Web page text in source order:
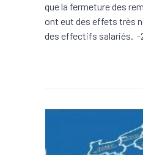
que la fermeture des
ont eut des effets très
des effectifs salariés. -